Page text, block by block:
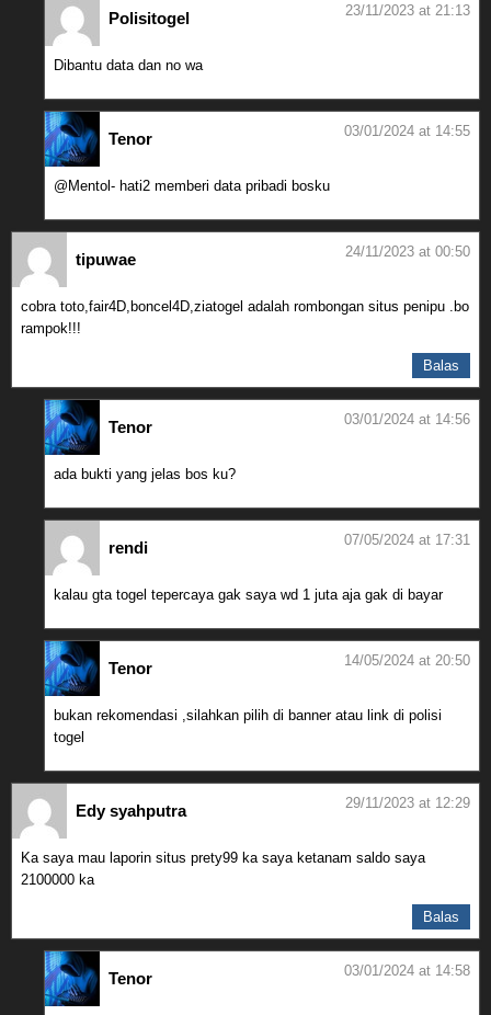
Polisitogel 23/11/2023 at 21:13
Dibantu data dan no wa
Tenor 03/01/2024 at 14:55
@Mentol- hati2 memberi data pribadi bosku
tipuwae 24/11/2023 at 00:50
cobra toto,fair4D,boncel4D,ziatogel adalah rombongan situs penipu .bo
rampok!!!
Balas
Tenor 03/01/2024 at 14:56
ada bukti yang jelas bos ku?
rendi 07/05/2024 at 17:31
kalau gta togel tepercaya gak saya wd 1 juta aja gak di bayar
Tenor 14/05/2024 at 20:50
bukan rekomendasi ,silahkan pilih di banner atau link di polisi
togel
Edy syahputra 29/11/2023 at 12:29
Ka saya mau laporin situs prety99 ka saya ketanam saldo saya
2100000 ka
Balas
Tenor 03/01/2024 at 14:58